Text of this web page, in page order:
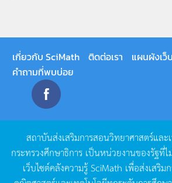
เกี่ยวกับ SciMath ติดต่อเรา
แผนผังเว็
คำถามที่พบบ่อย
สถาบันส่งเสริมการสอนวิทยาศาสตร์และ
กระทรวงศึกษาธิการ เป็นหน่วยงานของรัฐที่ไ
เว็บไซต์คลังความรู้SciMath เพื่อส่งเสริม